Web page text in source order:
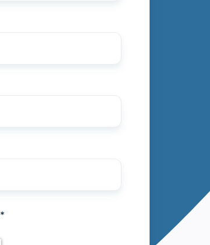
*